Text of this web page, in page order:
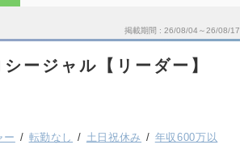
掲載期間 26/08/04～26/08/17
ージャル【リーダー】
ー 転勤なし 土日祝休み
年収600万以